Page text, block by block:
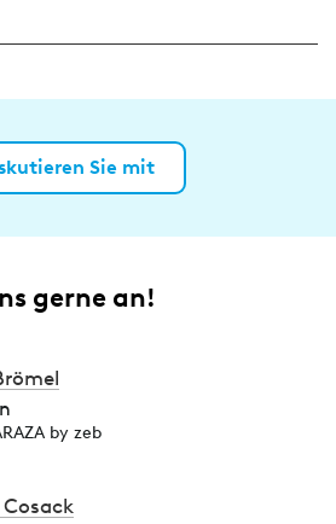
Sie mit
gerne an!
by zeb